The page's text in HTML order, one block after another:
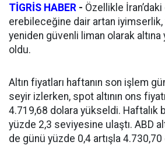
TİGRİS HABER - Özellikle
erebileceğine dair artan iyimserlik,
yeniden güvenli liman olarak
oldu.
Altın fiyatları haftanın son işlem
seyir izlerken, spot altının ons
4.719,68 dolara yükseldi. Haftalık
yüzde 2,3 seviyesine ulaştı. ABD
de günü yüzde 0,4 artışla 4.730,70